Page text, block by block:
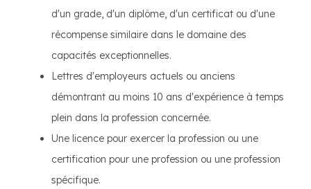
d'un grade, d'un diplôme, d'un certificat ou d'une
récompense similaire dans le domaine des
capacités exceptionnelles.
Lettres d'employeurs actuels ou anciens
démontrant au moins 10 ans d'expérience à temps
plein dans la profession concernée.
Une licence pour exercer la profession ou une
certification pour une profession ou une profession
spécifique.